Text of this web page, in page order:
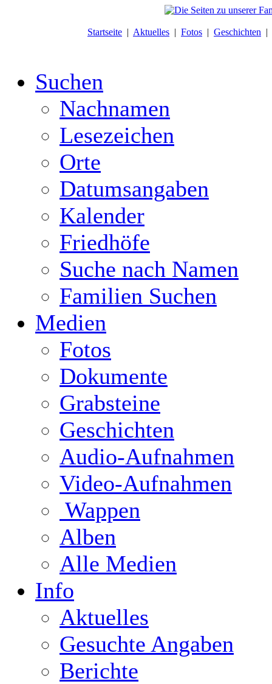
Startseite | Aktuelles | Fotos | Geschichten |
Suchen
Nachnamen
Lesezeichen
Orte
Datumsangaben
Kalender
Friedhöfe
Suche nach Namen
Familien Suchen
Medien
Fotos
Dokumente
Grabsteine
Geschichten
Audio-Aufnahmen
Video-Aufnahmen
Wappen
Alben
Alle Medien
Info
Aktuelles
Gesuchte Angaben
Berichte